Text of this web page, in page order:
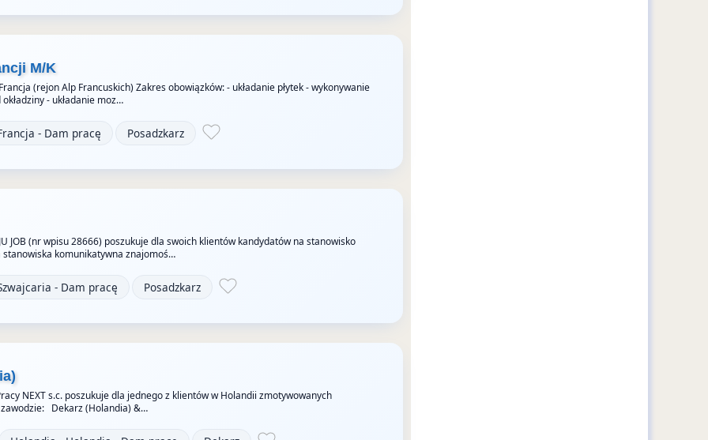
M/K
(rejon Alp Francuskich) Zakres obowiązków: - układanie płytek - wykonywanie
- układanie moz…
- Dam pracę Posadzkarz
JOB (nr wpisu 28666) poszukuje dla swoich klientów kandydatów na stanowisko
stanowiska komunikatywna znajomoś…
- Dam pracę Posadzkarz
NEXT s.c. poszukuje dla jednego z klientów w Holandii zmotywowanych
Dekarz (Holandia) &…